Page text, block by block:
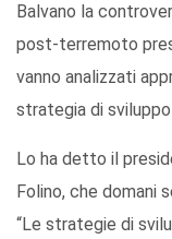
Balvano la
post-terremoto
vanno analizzati
strategia di
Lo ha detto il
Folino, che domani
“Le strategie di